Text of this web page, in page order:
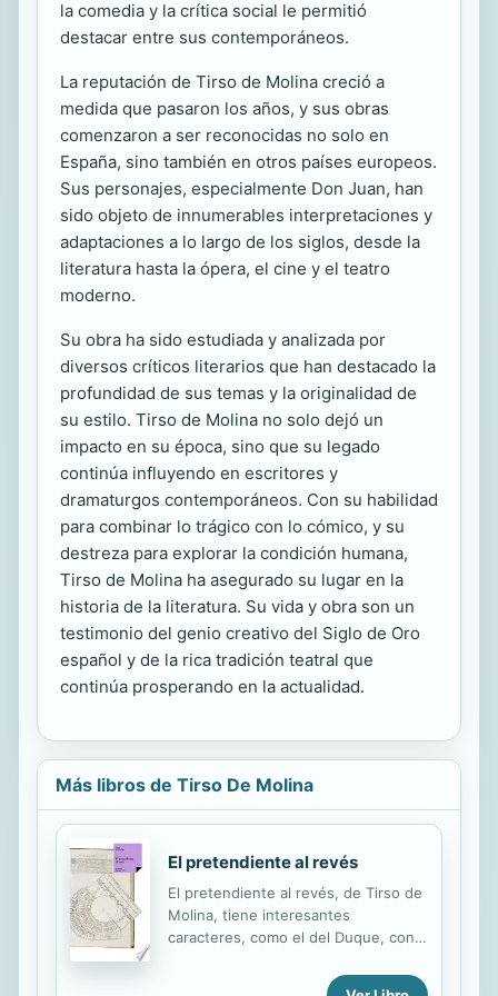
la comedia y la crítica social le permitió
destacar entre sus contemporáneos.
La reputación de Tirso de Molina creció a
medida que pasaron los años, y sus obras
comenzaron a ser reconocidas no solo en
España, sino también en otros países europeos.
Sus personajes, especialmente Don Juan, han
sido objeto de innumerables interpretaciones y
adaptaciones a lo largo de los siglos, desde la
literatura hasta la ópera, el cine y el teatro
moderno.
Su obra ha sido estudiada y analizada por
diversos críticos literarios que han destacado la
profundidad de sus temas y la originalidad de
su estilo. Tirso de Molina no solo dejó un
impacto en su época, sino que su legado
continúa influyendo en escritores y
dramaturgos contemporáneos. Con su habilidad
para combinar lo trágico con lo cómico, y su
destreza para explorar la condición humana,
Tirso de Molina ha asegurado su lugar en la
historia de la literatura. Su vida y obra son un
testimonio del genio creativo del Siglo de Oro
español y de la rica tradición teatral que
continúa prosperando en la actualidad.
Más libros de Tirso De Molina
El pretendiente al revés
El pretendiente al revés, de Tirso de
Molina, tiene interesantes
caracteres, como el del Duque, con
psicología, un minucioso desarrollo